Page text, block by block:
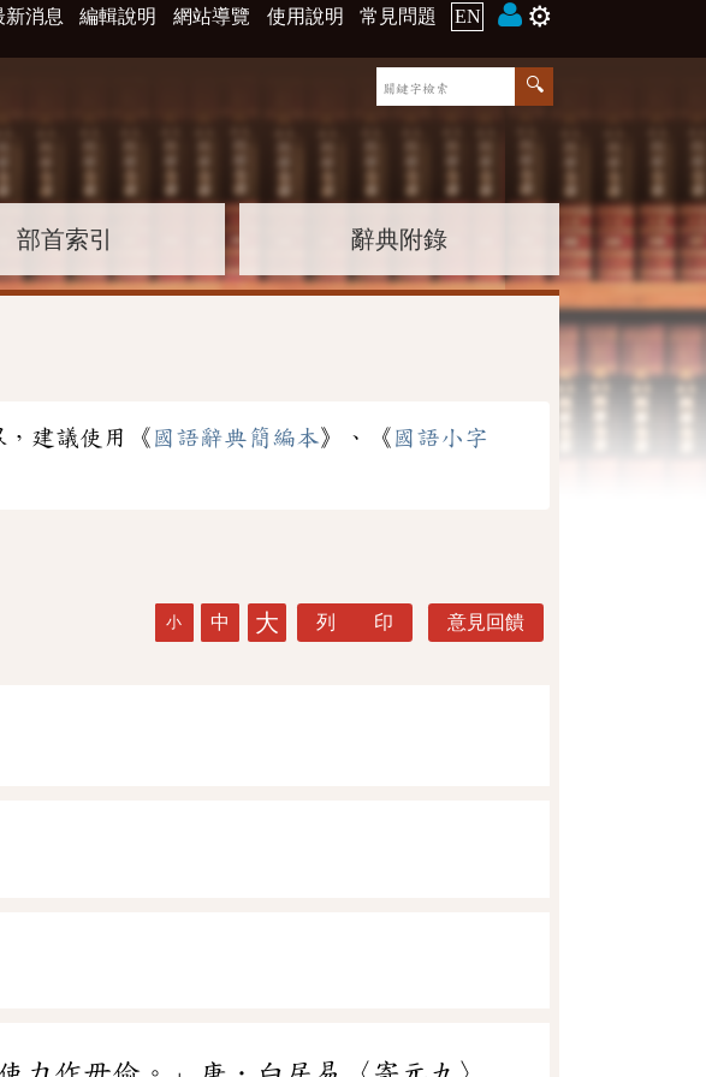
新消息 編輯說明 網站導覽 使用說明 常見問題 EN ⚙️
部首索引 辭典附錄
，建議使用《 國語辭典簡編本》、《 國語小字
小 中 大 列 印 意見回饋